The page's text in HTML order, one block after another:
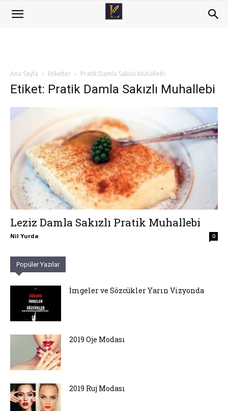
Ana Sayfa Etiketler Pratik Damla Sakızlı Muhallebi
Etiket: Pratik Damla Sakızlı Muhallebi
Leziz Damla Sakızlı Pratik Muhallebi
Nil Yurda 0
Popüler Yazılar
İmgeler ve Sözcükler Yarın Vizyonda
2019 Oje Modası
2019 Ruj Modası